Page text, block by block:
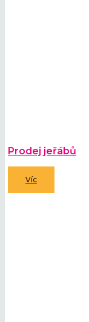
Prodej jeřábů
Víc